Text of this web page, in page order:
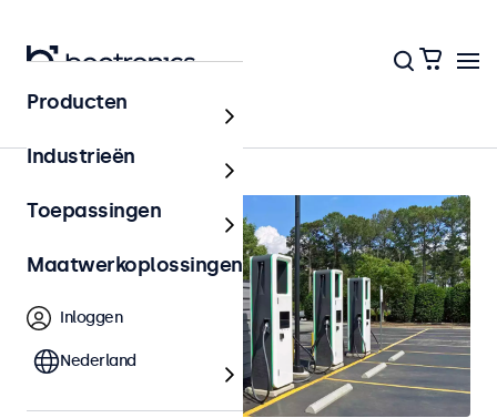
Outdoor
Producten
Industrieën
Toepassingen
Maatwerkoplossingen
Inloggen
Nederland